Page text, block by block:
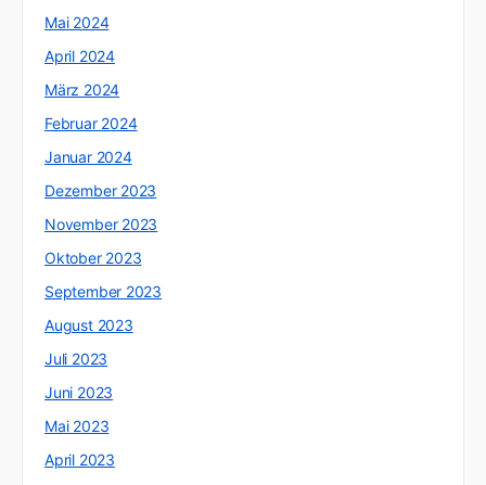
Mai 2024
April 2024
März 2024
Februar 2024
Januar 2024
Dezember 2023
November 2023
Oktober 2023
September 2023
August 2023
Juli 2023
Juni 2023
Mai 2023
April 2023